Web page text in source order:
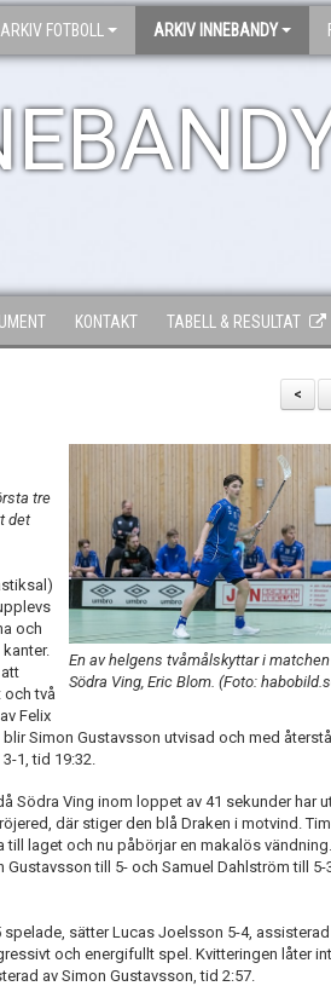
ARKIV FOTBOLL ARKIV INNEBANDY
KONTAKT TABELL & RESULTAT
<
En av helgens tvåmålskyttar i
Södra Ving, Eric Blom. (Foto:
tre
det
och
och två
Felix
Simon Gustavsson utvisad och med
1, tid 19:32.
Södra Ving inom loppet av 41 sekunder har
där stiger den blå Draken i motvind.
laget och nu påbörjar en makalös
till 5- och Samuel Dahlström till 5-
spelade, sätter Lucas Joelsson 5-4,
och energifullt spel. Kvitteringen låter
av Simon Gustavsson, tid 2:57.